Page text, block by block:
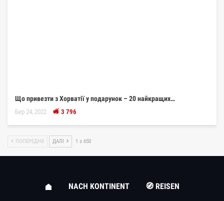
Що привезти з Хорватії у подарунок – 20 найкращих…
Бер 24, 2022 3 796
ПОПЕРЕДНЯ ДАЛІ 1 з 650
NACH KONTINENT
🧭 REISEN